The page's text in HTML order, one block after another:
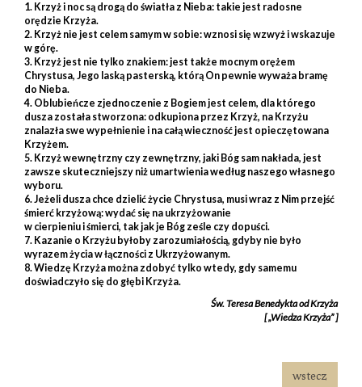
1. Krzyż i noc są drogą do światła z Nieba: takie jest radosne
orędzie Krzyża.
2. Krzyż nie jest celem samym w sobie: wznosi się wzwyż i wskazuje
w górę.
3. Krzyż jest nie tylko znakiem: jest także mocnym orężem
Chrystusa, Jego laską pasterską, którą On pewnie wyważa bramę
do Nieba.
4. Oblubieńcze zjednoczenie z Bogiem jest celem, dla którego
dusza została stworzona: odkupiona przez Krzyż, na Krzyżu
znalazła swe wypełnienie i na całą wieczność jest opieczętowana
Krzyżem.
5. Krzyż wewnętrzny czy zewnętrzny, jaki Bóg sam nakłada, jest
zawsze skuteczniejszy niż umartwienia według naszego własnego
wyboru.
6. Jeżeli dusza chce dzielić życie Chrystusa, musi wraz z Nim przejść
śmierć krzyżową: wydać się na ukrzyżowanie
w cierpieniu i śmierci, tak jak je Bóg ześle czy dopuści.
7. Kazanie o Krzyżu byłoby zarozumiałością, gdyby nie było
wyrazem życia w łączności z Ukrzyżowanym.
8. Wiedzę Krzyża można zdobyć tylko wtedy, gdy samemu
doświadczyło się do głębi Krzyża.
Św. Teresa Benedykta od Krzyża
[ „Wiedza Krzyża” ]
wstecz